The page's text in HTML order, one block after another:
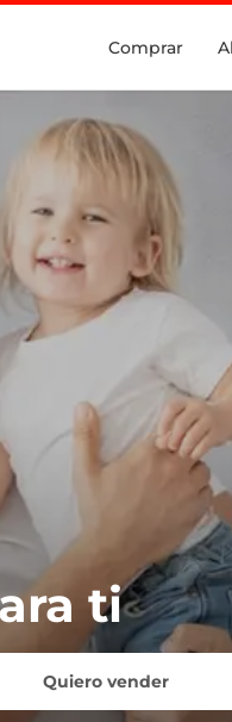
Comprar
ti
Quiero vender